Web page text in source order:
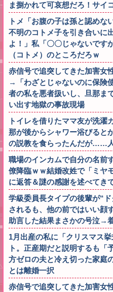
ま捌かれて可哀想だろ！サイ
トメ「お腹の子は孫と認めな
不明のコトメ子を引き合いに
よ！」私「〇〇じゃないで
（コトメ）のところだろｗ
赤信号で追突してきた加害女
→「わざとじゃないのに保険
者の私を悪者扱いし、旦那ま
い出す地獄の事故現場
トイレを借りたママ友が洗濯
那が後からシャワー浴びると
の説教を食らったんだが……
職場のインカムで自分の名前
僚降臨ｗｗ結婚改姓で「ミヤ
に返答＆謎の感謝を述べてき
学級委員長タイプの後輩が“
されるも、他の前ではいい顔
助言した結果まさかの号泣→
1月出産の私に「クリスマス
ト。正産期だと説明するも「
方ゼロの夫と冷え切った家庭
とは離婚一択
赤信号で追突してきた加害女